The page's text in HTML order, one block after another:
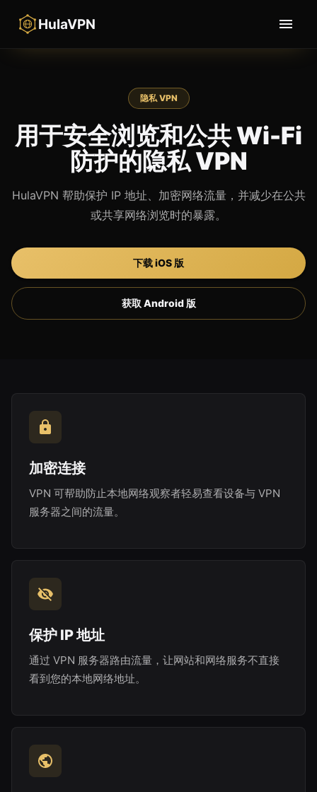
HulaVPN
隐私 VPN
用于安全浏览和公共 Wi-Fi
防护的隐私 VPN
HulaVPN 帮助保护 IP 地址、加密网络流量，并减少在公共
或共享网络浏览时的暴露。
下载 iOS 版
获取 Android 版
加密连接
VPN 可帮助防止本地网络观察者轻易查看设备与 VPN
服务器之间的流量。
保护 IP 地址
通过 VPN 服务器路由流量，让网站和网络服务不直接
看到您的本地网络地址。